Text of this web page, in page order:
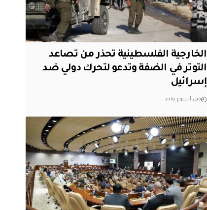
الخارجية الفلسطينية تحذر من تصاعد
التوتر في الضفة وتدعو لتحرك دولي ضد
إسرائيل
قبل أسبوع واحد